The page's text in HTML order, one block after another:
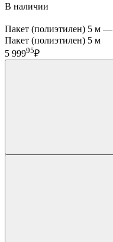
В наличии
Пакет (полиэтилен) 5 м —
Пакет (полиэтилен) 5 м
5 99995₽